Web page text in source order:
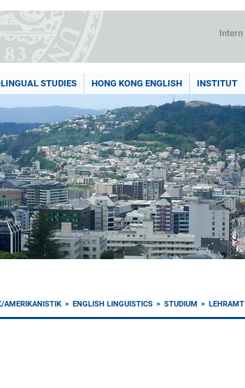
Intern
STUDIES HONG KONG ENGLISH INSTITUT
AMERIKANISTIK ENGLISH LINGUISTICS STUDIUM LEHRAMT